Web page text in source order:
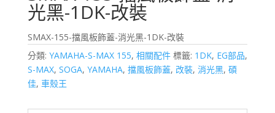
光黑-1DK-改裝
SMAX-155-擋風板飾蓋-消光黑-1DK-改裝
分類: YAMAHA-S-MAX 155, 相關配件 標籤: 1DK, EG部品,
S-MAX, SOGA, YAMAHA, 擋風板飾蓋, 改裝, 消光黑, 碩
佳, 車殼王